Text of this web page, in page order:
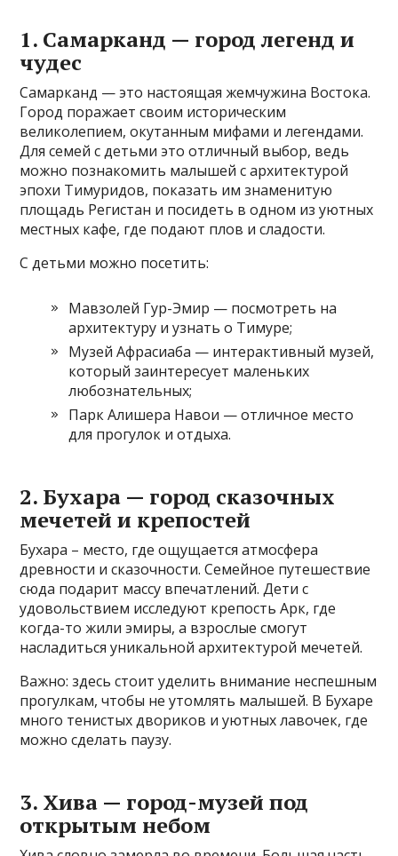
1. Самарканд — город легенд и
чудес
Самарканд — это настоящая жемчужина Востока.
Город поражает своим историческим
великолепием, окутанным мифами и легендами.
Для семей с детьми это отличный выбор, ведь
можно познакомить малышей с архитектурой
эпохи Тимуридов, показать им знаменитую
площадь Регистан и посидеть в одном из уютных
местных кафе, где подают плов и сладости.
С детьми можно посетить:
Мавзолей Гур-Эмир — посмотреть на
архитектуру и узнать о Тимуре;
Музей Афрасиаба — интерактивный музей,
который заинтересует маленьких
любознательных;
Парк Алишера Навои — отличное место
для прогулок и отдыха.
2. Бухара — город сказочных
мечетей и крепостей
Бухара – место, где ощущается атмосфера
древности и сказочности. Семейное путешествие
сюда подарит массу впечатлений. Дети с
удовольствием исследуют крепость Арк, где
когда-то жили эмиры, а взрослые смогут
насладиться уникальной архитектурой мечетей.
Важно: здесь стоит уделить внимание неспешным
прогулкам, чтобы не утомлять малышей. В Бухаре
много тенистых двориков и уютных лавочек, где
можно сделать паузу.
3. Хива — город-музей под
открытым небом